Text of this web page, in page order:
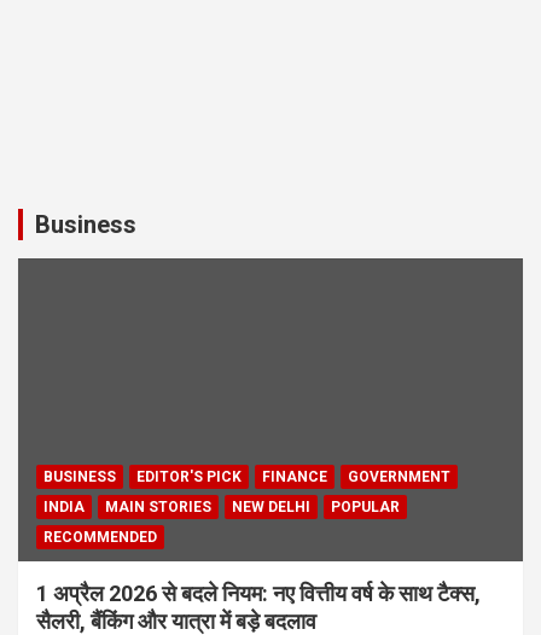
Business
BUSINESS EDITOR'S PICK FINANCE
GOVERNMENT
INDIA
MAIN STORIES NEW DELHI
POPULAR
RECOMMENDED
1 अप्रैल 2026 से बदले नियम: नए वित्तीय वर्ष के साथ टैक्स,
सैलरी, बैंकिंग और यात्रा में बड़े बदलाव